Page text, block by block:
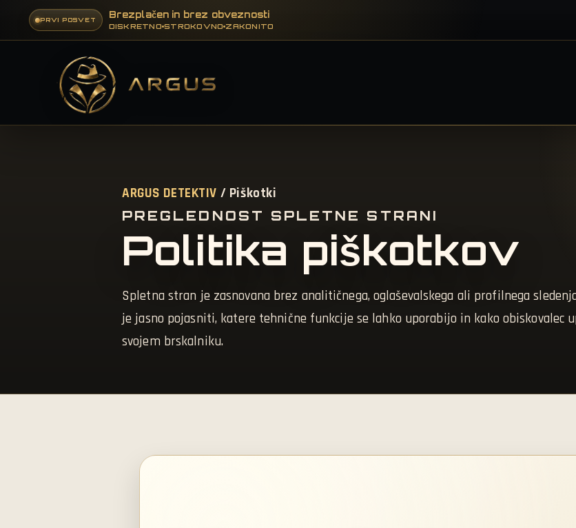
PRVI POSVET Brezplačen in brez obveznosti
DISKRETNO STROKOVNO ZAKONITO
ARGUS DETEKTIV / Piškotki
PREGLEDNOST SPLETNE STRANI
Politika piškotkov
Spletna stran je zasnovana brez analitičnega, oglaševalskega ali profilnega
je jasno pojasniti, katere tehnične funkcije se lahko uporabijo in kako obiskovalec
svojem brskalniku.